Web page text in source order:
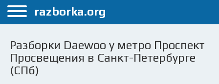
Меню
Санкт-Петербург
ПОЛЬЗОВАТЕЛЯМ
Разборки Daewoo у метро Проспект
Просвещения в Санкт-Петербурге
(СПб)
razborka.org